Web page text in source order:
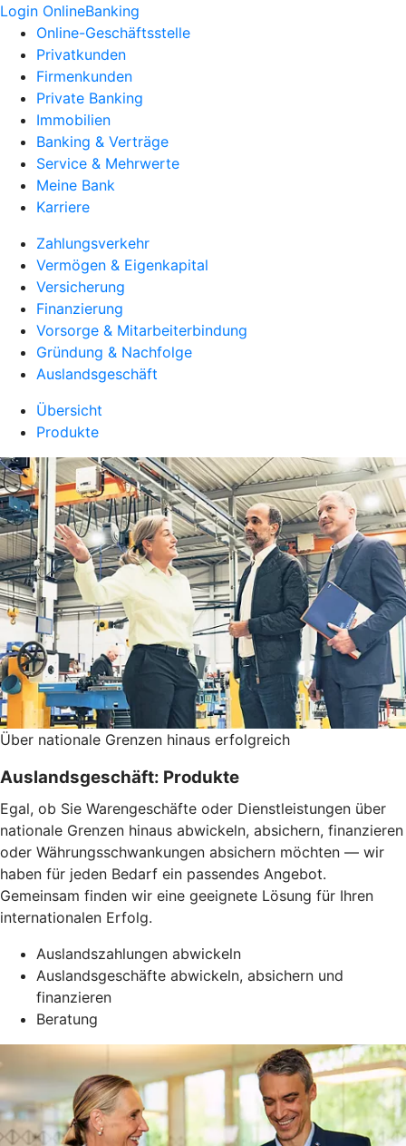
Login OnlineBanking
Online-Geschäftsstelle
Privatkunden
Firmenkunden
Private Banking
Immobilien
Banking & Verträge
Service & Mehrwerte
Meine Bank
Karriere
Zahlungsverkehr
Vermögen & Eigenkapital
Versicherung
Finanzierung
Vorsorge & Mitarbeiterbindung
Gründung & Nachfolge
Auslandsgeschäft
Übersicht
Produkte
Über nationale Grenzen hinaus erfolgreich
Auslandsgeschäft: Produkte
Egal, ob Sie Warengeschäfte oder Dienstleistungen über
nationale Grenzen hinaus abwickeln, absichern, finanzieren
oder Währungsschwankungen absichern möchten — wir
haben für jeden Bedarf ein passendes Angebot.
Gemeinsam finden wir eine geeignete Lösung für Ihren
internationalen Erfolg.
Auslandszahlungen abwickeln
Auslandsgeschäfte abwickeln, absichern und
finanzieren
Beratung